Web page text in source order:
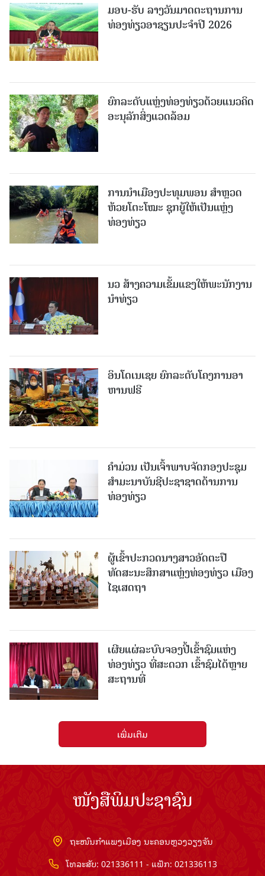
ມອບ-ຮັບ ລາງວັນມາດຕະຖານການ
ທ່ອງທ່ຽວອາຊຽນປະຈຳປີ 2026
ຍົກລະດັບແຫຼ່ງທ່ອງທ່ຽວດ້ວຍແນວຄິດ
ອະນຸລັກສິ່ງແວດລ້ອມ
ການນຳເມືອງປະທຸມພອນ ສຳຫຼວດ
ຫ້ວຍໂຕະໂໝະ ຊຸກຍູ້ໃຫ້ເປັນແຫຼ່ງ
ທ່ອງທ່ຽວ
ນວ ສ້າງຄວາມເຂັ້ມແຂງໃຫ້ພະນັກງານ
ນຳທ່ຽວ
ອິນໂດເນເຊຍ ຍົກລະດັບໂຄງການອາ
ຫານຟຣີ
ຄໍາມ່ວນ ເປັນເຈົ້າພາບຈັດກອງປະຊຸມ
ສຳມະນາບັນຊີປະຊາຊາດດ້ານການ
ທ່ອງທ່ຽວ
ຜູ້ເຂົ້າປະກວດນາງສາວອັດຕະປື
ທັດສະນະສຶກສາແຫຼ່ງທ່ອງທ່ຽວ ເມືອງ
ໄຊເສດຖາ
ເຜີຍແຜ່ລະບົບຈອງປີ້ເຂົ້າຊົມແຫ່ງ
ທ່ອງທ່ຽວ ທີ່ສະດວກ ເຂົ້າຊົມໄດ້ຫຼາຍ
ສະຖານທີ່
ເພີ່ມເຕີມ
ໜັງສືພິມປະຊາຊົນ
ຖະໜົນກຳແພງເມືອງ ນະຄອນຫຼວງວຽງຈັນ
ໂທລະສັບ: 021336111 - ແຟັກ: 021336113